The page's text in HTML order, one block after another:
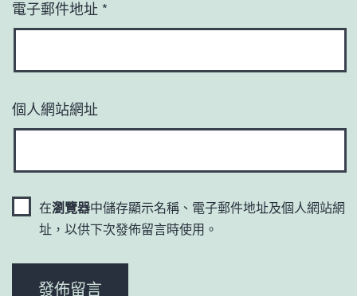
電子郵件地址 *
個人網站網址
在瀏覽器中儲存顯示名稱、電子郵件地址及個人網站網
址，以供下次發佈留言時使用。